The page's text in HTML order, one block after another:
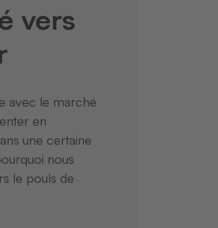
vers
avec le marché
en
une certaine
nous
le pouls de